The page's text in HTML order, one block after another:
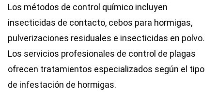
Los métodos de control químico incluyen
insecticidas de contacto, cebos para hormigas,
pulverizaciones residuales e insecticidas en polvo.
Los servicios profesionales de control de plagas
ofrecen tratamientos especializados según el tipo
de infestación de hormigas.